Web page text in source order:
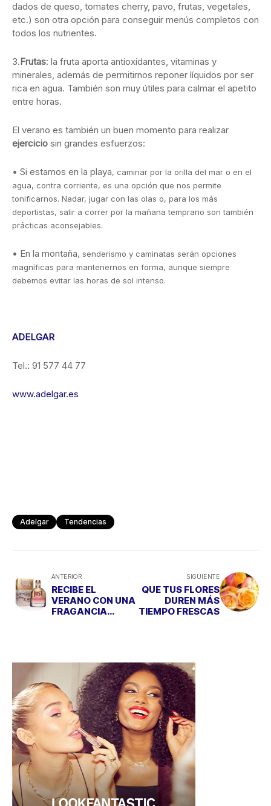
dados de queso, tomates cherry, pavo, frutas, vegetales,
etc.) son otra opción para conseguir menús completos con
todos los nutrientes.
3.Frutas: la fruta aporta antioxidantes, vitaminas y
minerales, además de permitirnos reponer líquidos por ser
rica en agua. También son muy útiles para calmar el apetito
entre horas.
El verano es también un buen momento para realizar
ejercicio sin grandes esfuerzos:
• Si estamos en la playa, caminar por la orilla del mar o en el
agua, contra corriente, es una opción que nos permite
tonificarnos. Nadar, jugar con las olas o, para los más
deportistas, salir a correr por la mañana temprano son también
prácticas aconsejables.
• En la montaña, senderismo y caminatas serán opciones
magníficas para mantenernos en forma, aunque siempre
debemos evitar las horas de sol intenso.
ADELGAR
Tel.: 91 577 44 77
www.adelgar.es
Adelgar Tendencias
ANTERIOR
RECIBE EL
VERANO CON UNA
FRAGANCIA
SIGUIENTE
QUE TUS FLORES
DUREN MÁS
TIEMPO FRESCAS